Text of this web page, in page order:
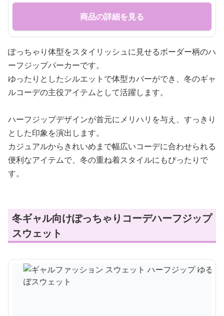
商品の詳細を見る
ぽっちゃり体型をスタイリッシュに見せるボーダー柄のハ
ーフジップパーカーです。
ゆったりとしたシルエットで体型カバーができ、冬のギャ
ルコーデの主役アイテムとして活躍します。
ハーフジップデザインが首元にメリハリを与え、すっきり
とした印象を演出します。
カジュアルからきれいめまで幅広いコーデに合わせられる
便利なアイテムで、冬の重ね着スタイルにもぴったりで
す。
冬ギャル向けぽっちゃりコーデハーフジップ
スウェット